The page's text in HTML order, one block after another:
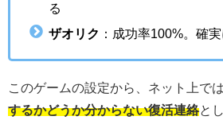
る
ザオリク ：成功率100%。確
このゲームの設定から、ネット上で
するかどうか分からない復活連絡と